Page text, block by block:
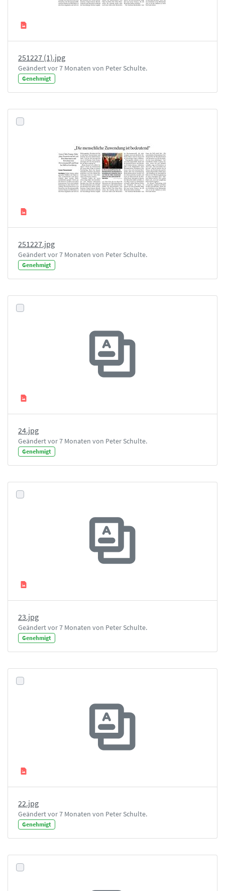
251227 (1).jpg
Geändert vor 7 Monaten von Peter Schulte.
Genehmigt
251227.jpg
Geändert vor 7 Monaten von Peter Schulte.
Genehmigt
24.jpg
Geändert vor 7 Monaten von Peter Schulte.
Genehmigt
23.jpg
Geändert vor 7 Monaten von Peter Schulte.
Genehmigt
22.jpg
Geändert vor 7 Monaten von Peter Schulte.
Genehmigt